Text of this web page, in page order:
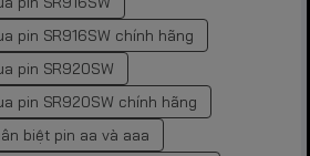
pin SR916SW chính hãng
pin SR920SW
pin SR920SW chính hãng
biệt pin aa và aaa